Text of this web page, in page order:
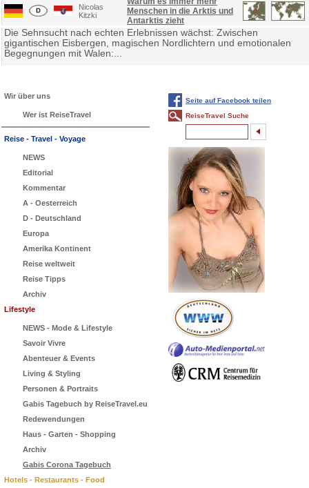
Nicolas
Kitzki
Menschen in die Arktis und
Antarktis zieht
Die Sehnsucht nach echten Erlebnissen wächst: Zwischen
gigantischen Eisbergen, magischen Nordlichtern und emotionalen
Begegnungen mit Walen:...
Wir über uns
Wer ist ReiseTravel
Reise - Travel - Voyage
NEWS
Editorial
Kommentar
A - Oesterreich
D - Deutschland
Europa
Amerika Kontinent
Reise weltweit
Reise Tipps
Archiv
Lifestyle
NEWS - Mode & Lifestyle
Savoir Vivre
Abenteuer & Events
Living & Styling
Personen & Portraits
Gabis Tagebuch by ReiseTravel.eu
Redewendungen
Haus - Garten - Shopping
Archiv
Gabis Corona Tagebuch
Hotels - Restaurants - Food
Seite auf Facebook teilen
ReiseTravel Suche